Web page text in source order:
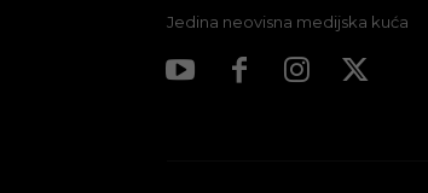
Jedina neovisna medijska kuća